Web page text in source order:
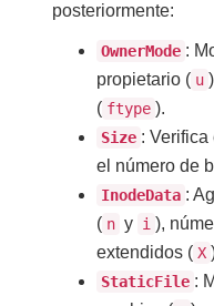
posteriormente:
OwnerMode :
propietario ( u
( ftype ).
Size :
el número de
InodeData :
( n y i ),
extendidos ( X
StaticFile :